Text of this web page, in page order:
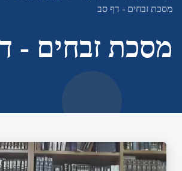
מסכת זבחים - דף סב
מסכת זבחים -